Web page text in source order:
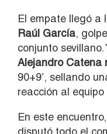
El empate llegó a
Raúl García,
conjunto
Alejandro Catena
90+9’, sellando
reacción al
En este encuentro,
disputó todo el